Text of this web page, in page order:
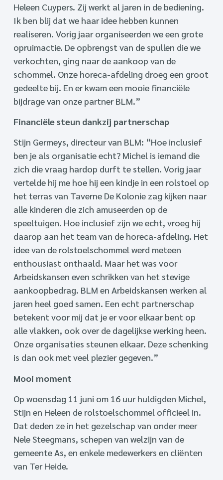
Heleen Cuypers. Zij werkt al jaren in de bediening.
Ik ben blij dat we haar idee hebben kunnen
realiseren. Vorig jaar organiseerden we een grote
opruimactie. De opbrengst van de spullen die we
verkochten, ging naar de aankoop van de
schommel. Onze horeca-afdeling droeg een groot
gedeelte bij. En er kwam een mooie financiële
bijdrage van onze partner BLM.”
Financiële steun dankzij partnerschap
Stijn Germeys, directeur van BLM: “Hoe inclusief
ben je als organisatie echt? Michel is iemand die
zich die vraag hardop durft te stellen. Vorig jaar
vertelde hij me hoe hij een kindje in een rolstoel op
het terras van Taverne De Kolonie zag kijken naar
alle kinderen die zich amuseerden op de
speeltuigen. Hoe inclusief zijn we echt, vroeg hij
daarop aan het team van de horeca-afdeling. Het
idee van de rolstoelschommel werd meteen
enthousiast onthaald. Maar het was voor
Arbeidskansen even schrikken van het stevige
aankoopbedrag. BLM en Arbeidskansen werken al
jaren heel goed samen. Een echt partnerschap
betekent voor mij dat je er voor elkaar bent op
alle vlakken, ook over de dagelijkse werking heen.
Onze organisaties steunen elkaar. Deze schenking
is dan ook met veel plezier gegeven.”
Mooi moment
Op woensdag 11 juni om 16 uur huldigden Michel,
Stijn en Heleen de rolstoelschommel officieel in.
Dat deden ze in het gezelschap van onder meer
Nele Steegmans, schepen van welzijn van de
gemeente As, en enkele medewerkers en cliënten
van Ter Heide.